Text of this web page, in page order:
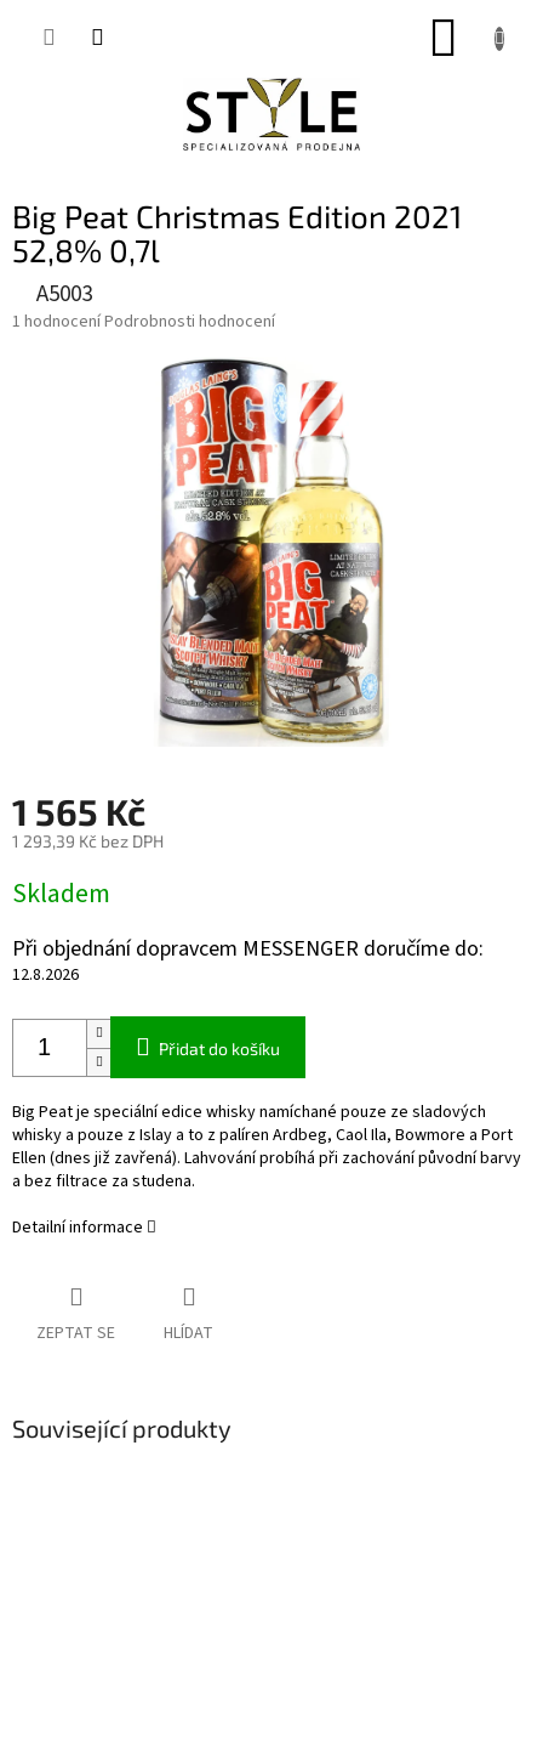
Big Peat Christmas Edition 2021
52,8% 0,7l
A5003
Průměrné
1 hodnoceníPodrobnosti hodnocení
1 565 Kč
1 293,39 Kč bez DPH
cena:
Skladem
Při objednání dopravcem MESSENGER doručíme do:
12.8.2026
Přidat do košíku
Big Peat je speciální edice whisky namíchané pouze ze sladových
whisky a pouze z Islay a to z palíren Ardbeg, Caol Ila, Bowmore a Port
Ellen (dnes již zavřená). Lahvování probíhá při zachování původní barvy
a bez filtrace za studena.
Detailní informace
ZEPTAT SE HLÍDAT
Související produkty